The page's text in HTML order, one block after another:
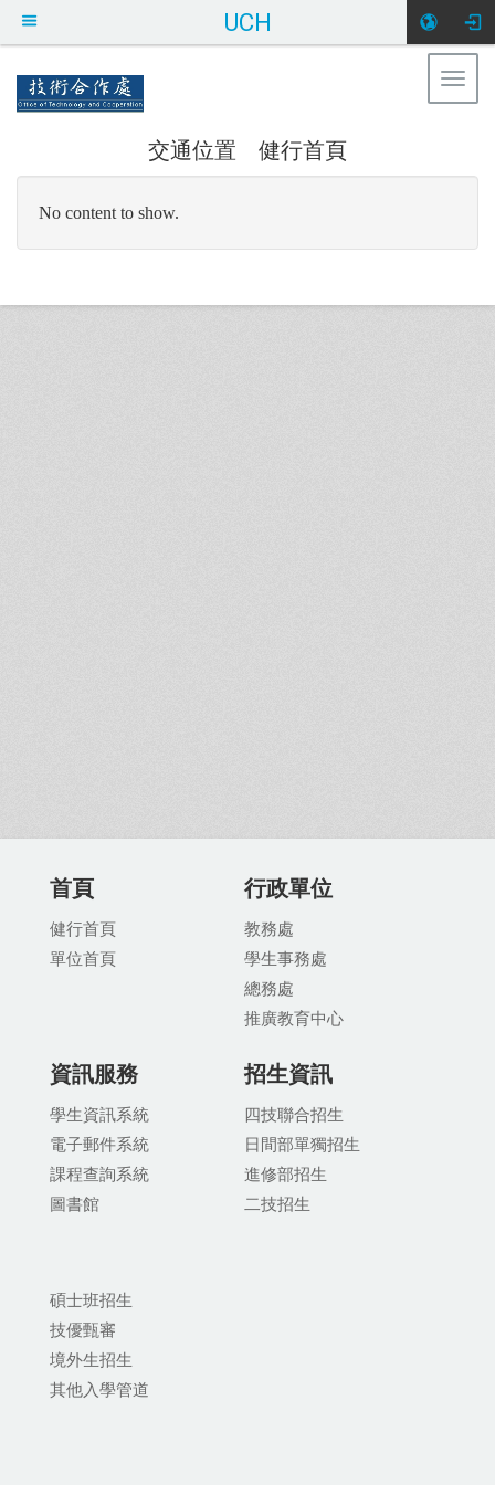
UCH
交通位置 健行首頁
No content to show.
首頁
健行首頁
單位首頁
行政單位
教務處
學生事務處
總務處
推廣教育中心
資訊服務
學生資訊系統
電子郵件系統
課程查詢系統
圖書館
招生資訊
四技聯合招生
日間部單獨招生
進修部招生
二技招生
碩士班招生
技優甄審
境外生招生
其他入學管道